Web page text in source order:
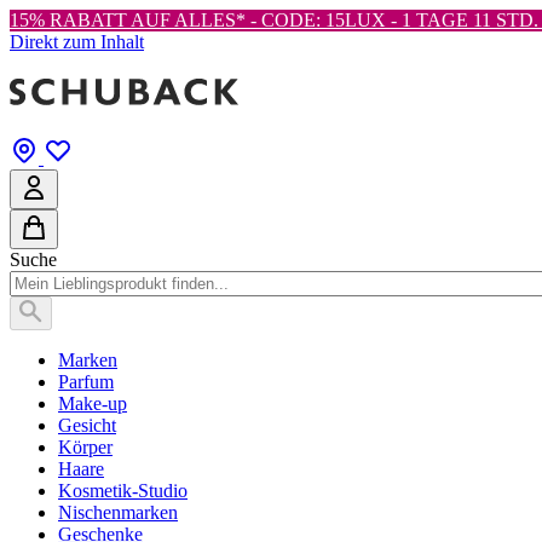
15% RABATT AUF ALLES* - CODE: 15LUX - 1 TAGE 11
Direkt zum Inhalt
Suche
Marken
Parfum
Make-up
Gesicht
Körper
Haare
Kosmetik-Studio
Nischenmarken
Geschenke